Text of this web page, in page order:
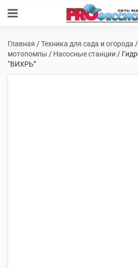
Главная /Техника для сада и огорода /
мотопомпы / Насосные станции /
“ВИХРЬ”